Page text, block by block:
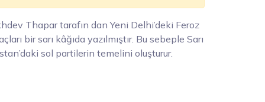
Thapar tarafın dan Yeni Delhi’deki Feroz
bir sarı kâğıda yazılmıştır. Bu sebeple Sarı
sol partilerin temelini oluşturur.